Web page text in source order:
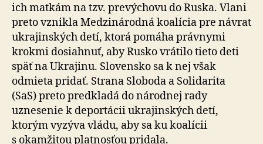
ich matkám na tzv. prevýchovu do Ruska. Vlani
preto vznikla Medzinárodná koalícia pre návrat
ukrajinských detí, ktorá pomáha právnymi
krokmi dosiahnuť, aby Rusko vrátilo tieto deti
späť na Ukrajinu. Slovensko sa k nej však
odmieta pridať. Strana Sloboda a Solidarita
(SaS) preto predkladá do národnej rady
uznesenie k deportácii ukrajinských detí,
ktorým vyzýva vládu, aby sa ku koalícii
s okamžitou platnosťou pridala.